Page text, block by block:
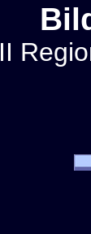
II